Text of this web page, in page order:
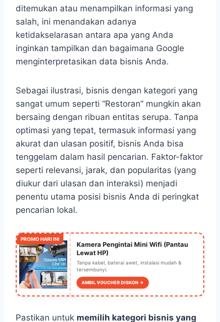
ditemukan atau menampilkan informasi yang
salah, ini menandakan adanya
ketidakselarasan antara apa yang Anda
inginkan tampilkan dan bagaimana Google
menginterpretasikan data bisnis Anda.
Sebagai ilustrasi, bisnis dengan kategori yang
sangat umum seperti “Restoran” mungkin akan
bersaing dengan ribuan entitas serupa. Tanpa
optimasi yang tepat, termasuk informasi yang
akurat dan ulasan positif, bisnis Anda bisa
tenggelam dalam hasil pencarian. Faktor-faktor
seperti relevansi, jarak, dan popularitas (yang
diukur dari ulasan dan interaksi) menjadi
penentu utama posisi bisnis Anda di peringkat
pencarian lokal.
PROMO HARI INI
Kamera Pengintai Mini Wifi (Pantau
Lewat HP)
Tanpa kabel, baterai awet, instalasi mudah &
tersembunyi.
AMBIL VOUCHER DISKON →
Pastikan untuk memilih kategori bisnis yang